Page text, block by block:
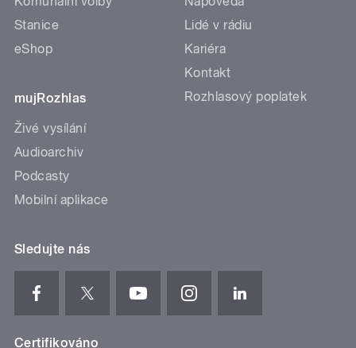
Stanice
eShop
mujRozhlas
Živé vysílání
Audioarchiv
Podcasty
Mobilní aplikace
Lidé v rádiu
Kariéra
Kontakt
Rozhlasový poplatek
Sledujte nás
Certifikováno